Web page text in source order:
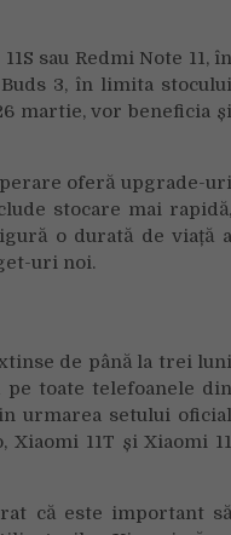
sau Redmi Note 11, în
3, în limita stocului
martie, vor beneficia și
oferă upgrade-uri
stocare mai rapidă,
o durată de viață a
uri noi.
de până la trei luni
pe toate telefoanele din
urmarea setului oficial
Xiaomi 11T și Xiaomi 11
că este important să